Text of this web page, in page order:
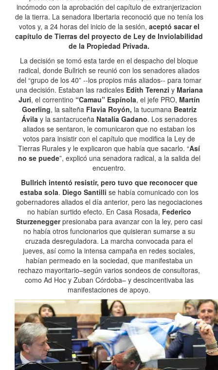
incómodo con la aprobación del capítulo de extranjerizacion
de la tierra. La senadora libertaria reconoció que no tenía los
votos y, a 24 horas del inicio de la sesión, aceptó sacar el
capítulo de Tierras del proyecto de Ley de Inviolabilidad
de la Propiedad Privada.
La decisión se tomó esta tarde en el despacho del bloque
radical, donde Bullrich se reunió con los senadores aliados
del “grupo de los 40” --los propios más aliados-- para tomar
una decisión. Estaban las radicales Edith Terenzi y Mariana
Juri, el correntino “Camau” Espínola, el jefe PRO, Martín
Goerling, la salteña Flavia Royón, la tucumana Beatriz
Ávilay la santacruceñaNatalia Gadano. Los senadores
aliados se sentaron, le comunicaron que no estaban los
votos para insistir con el capítulo que modifica la Ley de
Tierras Rurales y le explicaron que había que sacarlo. “Así
no se puede”, explicó una senadora radical, a la salida del
encuentro.
Bullrich intentó resistir, pero tuvo que reconocer que
estaba sola. Diego Santilli se había comunicado con los
gobernadores aliados el día anterior, pero las negociaciones
no habían surtido efecto. En Casa Rosada, Federico
Sturzeneggerpresionaba para avanzar con la ley, pero casi
no había otros funcionarios que quisieran sumarse a su
cruzada desreguladora. La marcha convocada para el
jueves, así como la intensa campaña en redes sociales,
habían permeado en la sociedad, que manifestaba un
rechazo mayoritario–según varios sondeos de consultoras,
como Ad Hoc y Zuban Córdoba– y descincentivaba las
manifestaciones de apoyo.